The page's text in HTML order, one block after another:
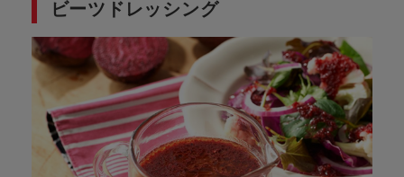
ビーツドレッシング